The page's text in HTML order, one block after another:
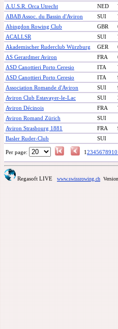
A.U.S.R. Orca Utrecht
NED
ABAB Assoc. du Bassin d'Aviron
SUI
Abingdon Rowing Club
GBR
ACALLSR
SUI
Akademischer Ruderclub Würzburg
GER
AS Gerardmer Aviron
FRA
ASD Canottieri Porto Ceresio
ITA
ASD Canottieri Porto Ceresio
ITA
Association Romande d'Aviron
SUI
Aviron Club Estavayer-le-Lac
SUI
Aviron Décinois
FRA
Aviron Romand Zürich
SUI
Aviron Strasbourg 1881
FRA
Basler Ruder-Club
SUI
Per page: 12345678910
Regasoft LIVE www.swissrowing.ch